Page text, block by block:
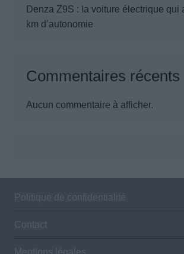
Denza Z9S : la voiture électrique qui
km d’autonomie
Commentaires récents
Aucun commentaire à afficher.
Politique de confidentialité
Contact
Mentions légales